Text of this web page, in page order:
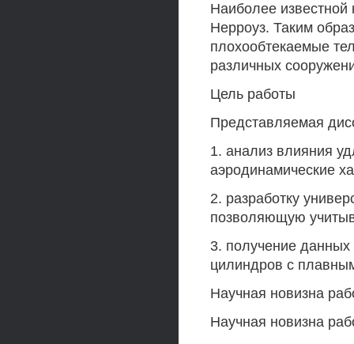
Наиболее известной
Нерроуз. Таким
плохообтекаемые
различных
Цель работы
Представляемая
1. анализ влияния
аэродинамические
2. разработку
позволяющую
3. получение данных
цилиндров с
Научная новизна
Научная новизна